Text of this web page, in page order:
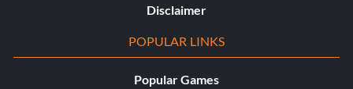
Disclaimer
POPULAR LINKS
Popular Games